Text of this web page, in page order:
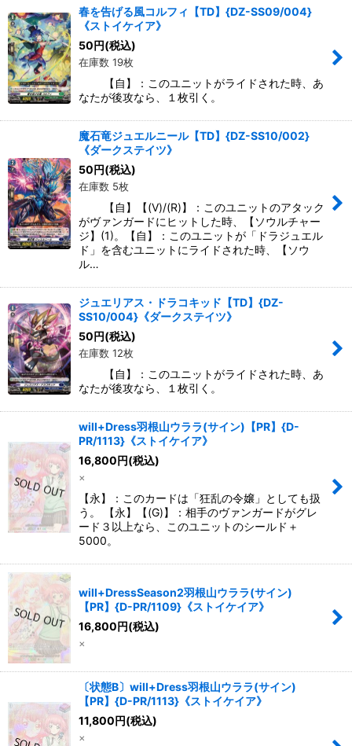
春を告げる風コルフィ【TD】{DZ-SS09/004}
《ストイケイア》
50円(税込)
在庫数 19枚
【自】：このユニットがライドされた時、あ
なたが後攻なら、１枚引く。
魔石竜ジュエルニール【TD】{DZ-SS10/002}
《ダークステイツ》
50円(税込)
在庫数 5枚
【自】【(V)/(R)】：このユニットのアタック
がヴァンガードにヒットした時、【ソウルチャー
ジ】(1)。【自】：このユニットが「ドラジュエル
ド」を含むユニットにライドされた時、【ソウ
ル…
ジュエリアス・ドラコキッド【TD】{DZ-
SS10/004}《ダークステイツ》
50円(税込)
在庫数 12枚
【自】：このユニットがライドされた時、あ
なたが後攻なら、１枚引く。
will+Dress羽根山ウララ(サイン)【PR】{D-
PR/1113}《ストイケイア》
16,800円(税込)
×
【永】：このカードは「狂乱の令嬢」としても扱
う。 【永】【(G)】：相手のヴァンガードがグレ
ード３以上なら、このユニットのシールド＋
5000。
will+DressSeason2羽根山ウララ(サイン)
【PR】{D-PR/1109}《ストイケイア》
16,800円(税込)
×
〔状態B〕will+Dress羽根山ウララ(サイン)
【PR】{D-PR/1113}《ストイケイア》
11,800円(税込)
×